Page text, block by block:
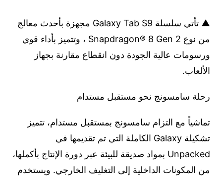
▲ تأتي سلسلة Galaxy Tab S9 مجهزة بأحدث معالج
من نوع Snapdragon® 8 Gen 2 ، وتتميز بأداء قوي
ورسومات عالية الجودة دون انقطاع مقارنة بجهاز
الألعاب.
رحلة سامسونج نحو مستقبل مستدام
تماشياً مع التزام سامسونج بمستقبل مستدام، تتميز
تشكيلة Galaxy الكاملة التي تم تقديمها في
Unpacked بمواد صديقة للبيئة عبر دورة الإنتاج بأكملها،
من المكونات الداخلية إلى التغليف الخارجي. ويستخدم